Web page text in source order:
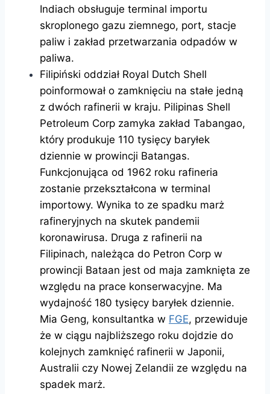
Indiach obsługuje terminal importu
skroplonego gazu ziemnego, port, stacje
paliw i zakład przetwarzania odpadów w
paliwa.
Filipiński oddział Royal Dutch Shell
poinformował o zamknięciu na stałe jedną
z dwóch rafinerii w kraju. Pilipinas Shell
Petroleum Corp zamyka zakład Tabangao,
który produkuje 110 tysięcy baryłek
dziennie w prowincji Batangas.
Funkcjonująca od 1962 roku rafineria
zostanie przekształcona w terminal
importowy. Wynika to ze spadku marż
rafineryjnych na skutek pandemii
koronawirusa. Druga z rafinerii na
Filipinach, należąca do Petron Corp w
prowincji Bataan jest od maja zamknięta ze
względu na prace konserwacyjne. Ma
wydajność 180 tysięcy baryłek dziennie.
Mia Geng, konsultantka w FGE, przewiduje
że w ciągu najbliższego roku dojdzie do
kolejnych zamknięć rafinerii w Japonii,
Australii czy Nowej Zelandii ze względu na
spadek marż.